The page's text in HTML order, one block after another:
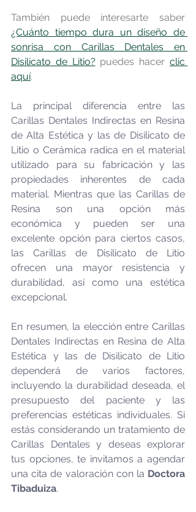
¿Cuánto tiempo dura un diseño de
sonrisa con Carillas Dentales en
Disilicato de Litio? puedes hacer clic
aquí.
La principal diferencia entre las
Carillas Dentales Indirectas en Resina
de Alta Estética y las de Disilicato de
Litio o Cerámica radica en el material
utilizado para su fabricación y las
propiedades inherentes de cada
material. Mientras que las Carillas de
Resina son una opción más
económica y pueden ser una
excelente opción para ciertos casos,
las Carillas de Disilicato de Litio
ofrecen una mayor resistencia y
durabilidad, así como una estética
excepcional.
En resumen, la elección entre Carillas
Dentales Indirectas en Resina de Alta
Estética y las de Disilicato de Litio
dependerá de varios factores,
incluyendo la durabilidad deseada, el
presupuesto del paciente y las
preferencias estéticas individuales. Si
estás considerando un tratamiento de
Carillas Dentales y deseas explorar
tus opciones, te invitamos a agendar
una cita de valoración con la Doctora
Tibaduiza.